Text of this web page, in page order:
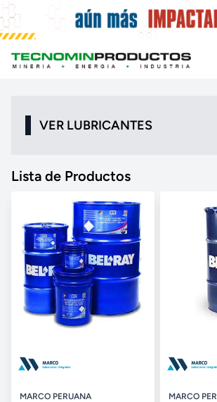
VER LUBRICANTES
Lista de Productos
MARCO PERUANA MARCO